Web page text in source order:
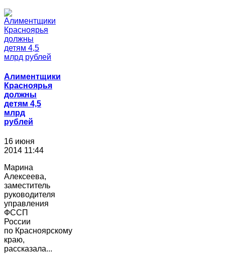
Алиментщики
Красноярья
должны
детям 4,5
млрд
рублей
16 июня
2014 11:44
Марина
Алексеева,
заместитель
руководителя
управления
ФССП
России
по Красноярскому
краю,
рассказала...